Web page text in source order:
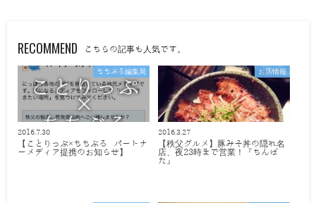
RECOMMEND こちらの記事も人気です。
ちちぶる編集局
2016.7.30
【ことりっぷ×ちちぶる パートナ
ーメディア提携のお知らせ】
お店情報
2016.3.27
【秩父グルメ】豚みそ丼の隠れ名
店、夜23時まで営業！『ちんば
た』